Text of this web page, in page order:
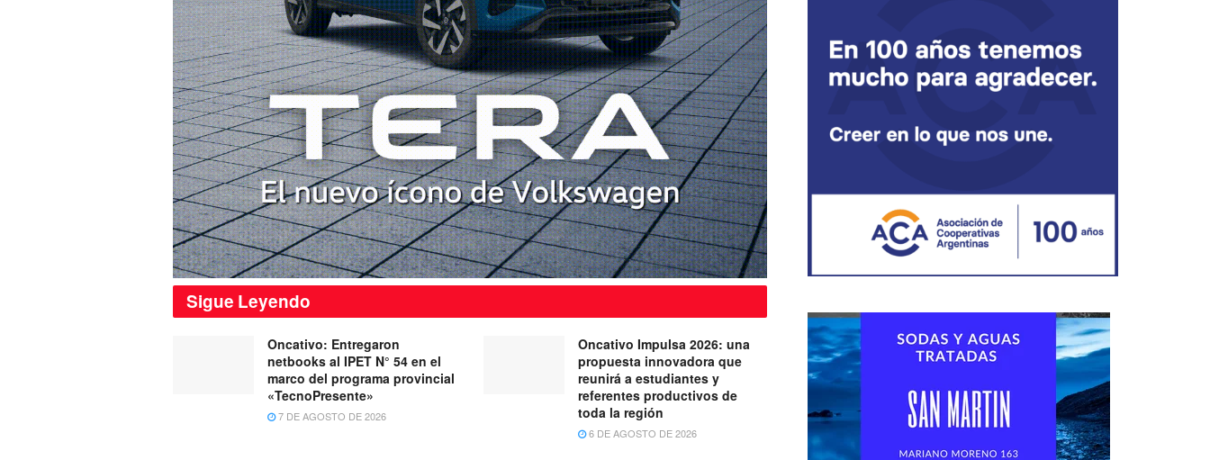
Sigue Leyendo
Oncativo: Entregaron
netbooks al IPET N° 54 en el
marco del programa provincial
«TecnoPresente»
7 DE AGOSTO DE 2026
Oncativo Impulsa 2026: una
propuesta innovadora que
reunirá a estudiantes y
referentes productivos de
toda la región
6 DE AGOSTO DE 2026